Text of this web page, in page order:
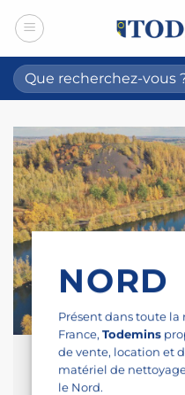
Passer
au
contenu
Recherche
pour :
NORD
Présent dans toute
France, Todemins
de vente, location et
matériel de
le Nord.